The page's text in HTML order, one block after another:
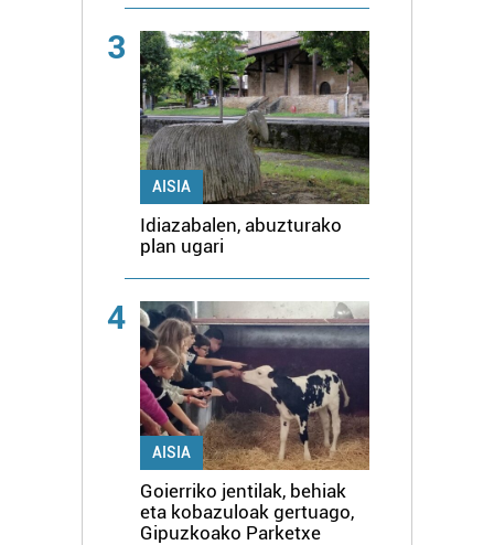
3
AISIA
Idiazabalen, abuzturako
plan ugari
4
AISIA
Goierriko jentilak, behiak
eta kobazuloak gertuago,
Gipuzkoako Parketxe